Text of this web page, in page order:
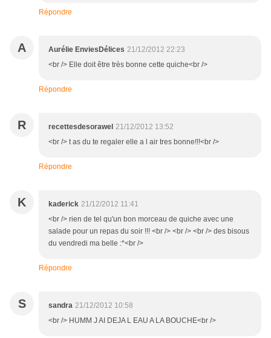
Répondre
A Aurélie EnviesDélices 21/12/2012 22:23
<br /> Elle doit être très bonne cette quiche<br />
Répondre
R recettesdesorawel 21/12/2012 13:52
<br /> t as du te regaler elle a l air tres bonne!!!<br />
Répondre
K kaderick 21/12/2012 11:41
<br /> rien de tel qu'un bon morceau de quiche avec une
salade pour un repas du soir !!! <br /> <br /> <br /> des bisous
du vendredi ma belle :*<br />
Répondre
S sandra 21/12/2012 10:58
<br /> HUMM J AI DEJA L EAU A LA BOUCHE<br />